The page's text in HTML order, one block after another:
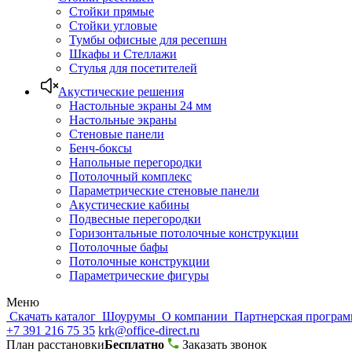
Стойки прямые
Стойки угловые
Тумбы офисные для ресепшн
Шкафы и Стеллажи
Стулья для посетителей
Акустические решения
Настольные экраны 24 мм
Настольные экраны
Стеновые панели
Бенч-боксы
Напольные перегородки
Потолочный комплекс
Параметрические стеновые панели
Акустические кабины
Подвесные перегородки
Горизонтальные потолочные конструкции
Потолочные бафы
Потолочные конструкции
Параметрические фигуры
Меню
Скачать каталог Шоурумы О компании Партнерская
+7 391 216 75 35 krk@office-direct.ru
План расстановкиБесплатно
Заказать звонок